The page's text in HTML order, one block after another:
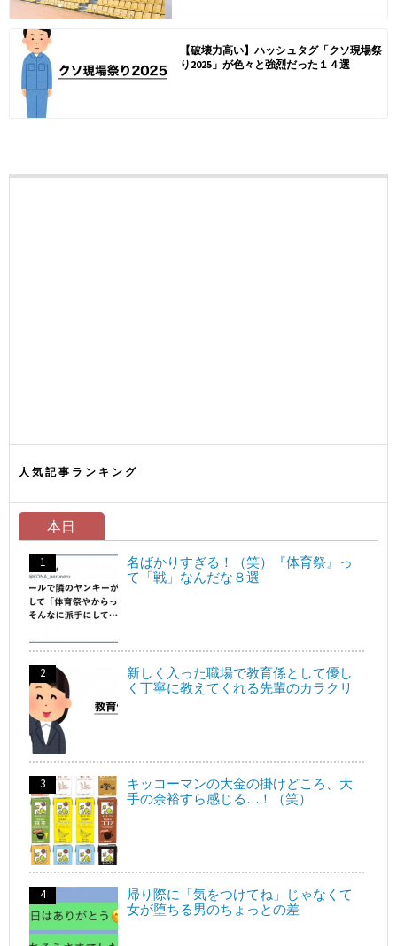
【破壊力高い】ハッシュタグ「クソ現場祭
り2025」が色々と強烈だった１４選
人気記事ランキング
本日
名ばかりすぎる！（笑）『体育祭』っ
て「戦」なんだな８選
新しく入った職場で教育係として優し
く丁寧に教えてくれる先輩のカラクリ
キッコーマンの大金の掛けどころ、大
手の余裕すら感じる…！（笑）
帰り際に「気をつけてね」じゃなくて
女が堕ちる男のちょっとの差